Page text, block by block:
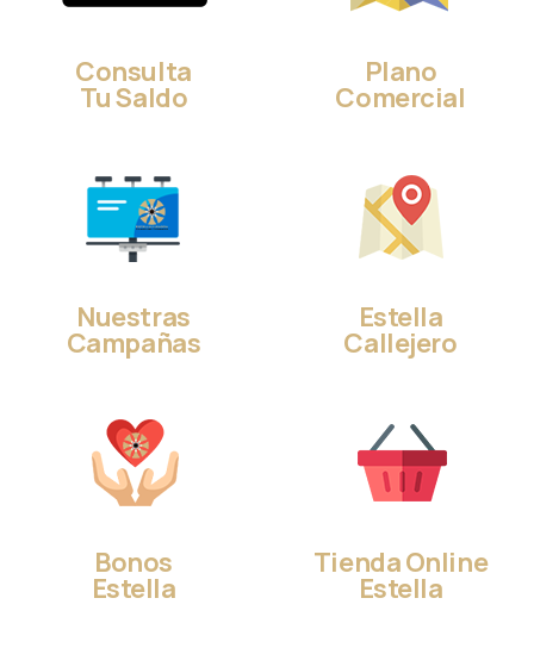
Consulta
Tu Saldo
Plano
Comercial
Nuestras
Campañas
Estella
Callejero
Bonos
Estella
Tienda Online
Estella